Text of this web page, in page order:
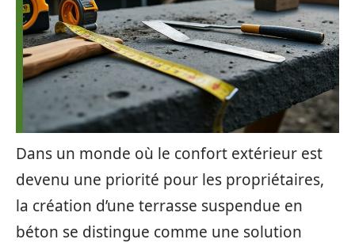
Dans un monde où le confort extérieur est
devenu une priorité pour les propriétaires,
la création d’une terrasse suspendue en
béton se distingue comme une solution